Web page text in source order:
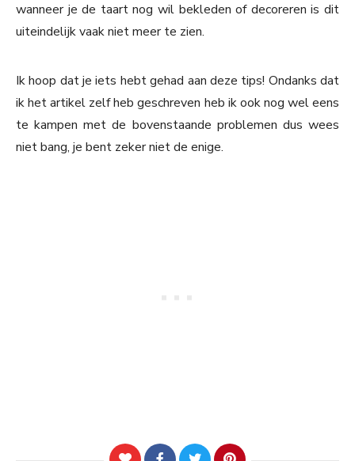
wanneer je de taart nog wil bekleden of decoreren is dit
uiteindelijk vaak niet meer te zien.
Ik hoop dat je iets hebt gehad aan deze tips! Ondanks dat
ik het artikel zelf heb geschreven heb ik ook nog wel eens
te kampen met de bovenstaande problemen dus wees
niet bang, je bent zeker niet de enige.